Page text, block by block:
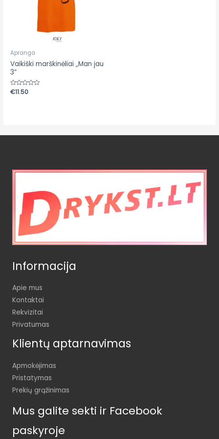
Apranga
Vaikiški marškinėliai „Man jau
3”
Įvertinimas:
€11.50
Informacija
Apie mus
Kontaktai
Rekvizitai
Privatumas
Klientų aptarnavimas
Apmokėjimas
Pristatymas
Prekių grąžinimas
Mus galite sekti ir Facebook
paskyroje